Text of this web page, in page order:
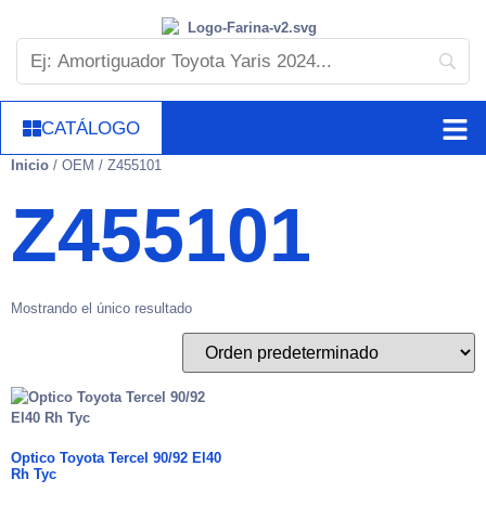
CATÁLOGO
Inicio / OEM / Z455101
Z455101
Mostrando el único resultado
Optico Toyota Tercel 90/92 El40
Rh Tyc